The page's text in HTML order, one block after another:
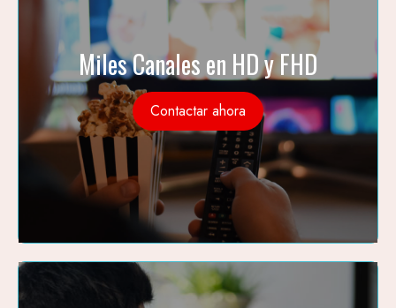
Miles Canales en HD y FHD
Contactar ahora